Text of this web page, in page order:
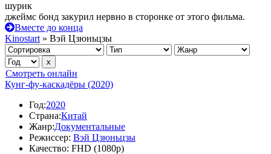
шурик
джеймс бонд закурил нервно в сторонке от этого фильма.
Вместе до конца
Kinostart » Вэй Цзюньцзы
Смотреть онлайн
Кунг-фу-каскадёры (2020)
Год:2020
Страна:Китай
Жанр:Документальные
Режиссер: Вэй Цзюньцзы
Качество: FHD (1080p)